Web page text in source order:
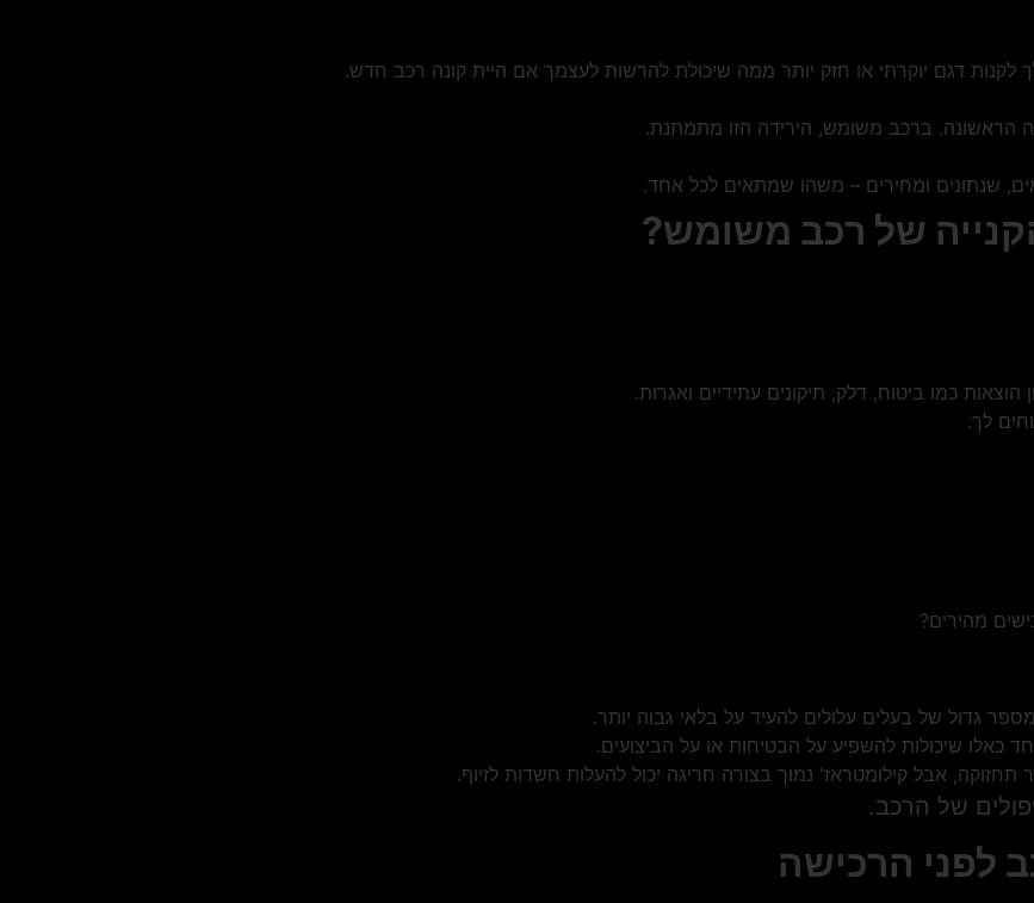
דגם יוקרתי או חזק יותר ממה שיכולת להרשות לעצמך אם היית קונה רכב חדש.
שנתונים ומחירים – משהו שמתאים לכל אחד.
של רכב משומש?
כמו ביטוח, דלק, תיקונים עתידיים ואגרות.
לך.
מהירים?
גדול של בעלים עלולים להעיד על בלאי גבוה יותר.
כאלו שיכולות להשפיע על הבטיחות או על הביצועים.
תחזוקה, אבל קילומטראז' נמוך בצורה חריגה יכול להעלות חשדות לזיוף.
של הרכב.
לפני הרכישה